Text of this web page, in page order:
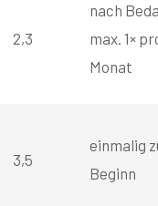
2,3
nach
max. 1×
Monat
3,5
einmalig
Beginn